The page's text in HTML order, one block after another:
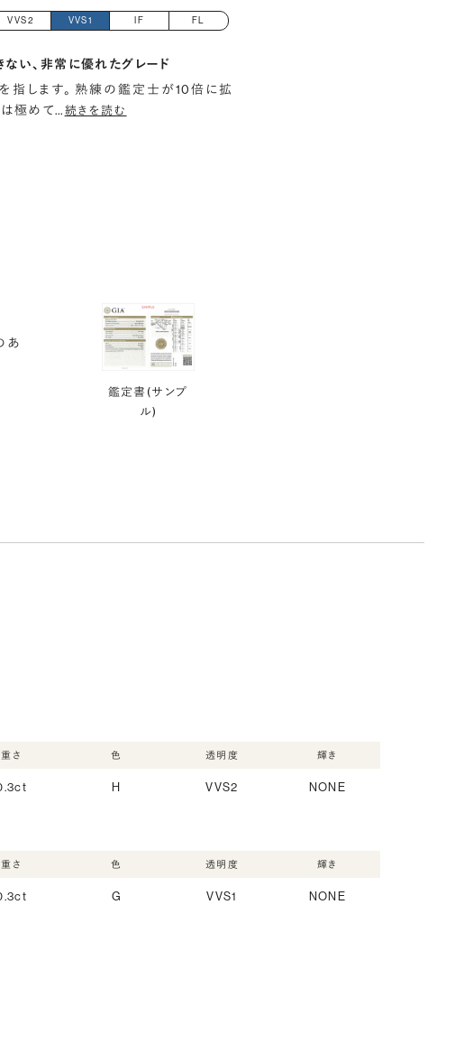
VVS2 VVS1 IF FL
い、非常に優れたグレード
指します。 熟練の鑑定士が10倍に拡
極めて…続きを読む
あ
鑑定書(サンプ
ル)
重さ 色
H
透明度
VVS2
輝き
NONE
重さ 色
G
透明度
VVS1
輝き
NONE